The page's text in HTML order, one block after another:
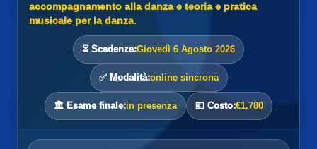
accompagnamento alla danza e teoria e pratica
musicale per la danza.
⏳ Scadenza:Giovedì 6 Agosto 2026
✅ Modalità:online sincrona
🏛️ Esame finale:in presenza 💶 Costo:€1.780